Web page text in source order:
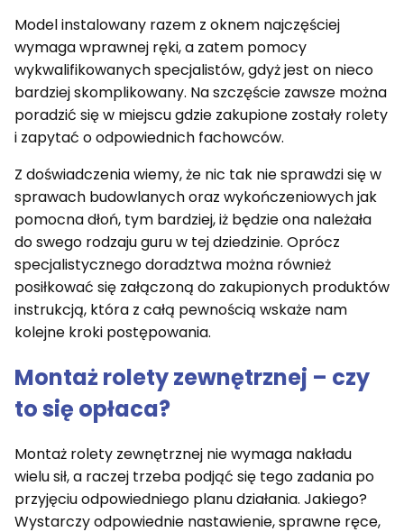
Model instalowany razem z oknem najczęściej
wymaga wprawnej ręki, a zatem pomocy
wykwalifikowanych specjalistów, gdyż jest on nieco
bardziej skomplikowany. Na szczęście zawsze można
poradzić się w miejscu gdzie zakupione zostały rolety
i zapytać o odpowiednich fachowców.
Z doświadczenia wiemy, że nic tak nie sprawdzi się w
sprawach budowlanych oraz wykończeniowych jak
pomocna dłoń, tym bardziej, iż będzie ona należała
do swego rodzaju guru w tej dziedzinie. Oprócz
specjalistycznego doradztwa można również
posiłkować się załączoną do zakupionych produktów
instrukcją, która z całą pewnością wskaże nam
kolejne kroki postępowania.
Montaż rolety zewnętrznej – czy
to się opłaca?
Montaż rolety zewnętrznej nie wymaga nakładu
wielu sił, a raczej trzeba podjąć się tego zadania po
przyjęciu odpowiedniego planu działania. Jakiego?
Wystarczy odpowiednie nastawienie, sprawne ręce,